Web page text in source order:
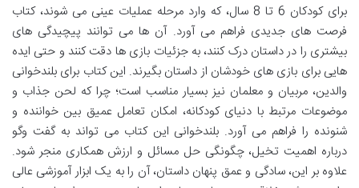
برای کودکان 6 تا 8 سال، که وارد مرحله عملیات عینی می شوند، کتاب
فرصت های جدیدی فراهم می آورد. آن ها می توانند پیچیدگی های
بیشتری را در داستان درک کنند، به جزئیات بازی ها دقت کنند و حتی ایده
هایی برای بازی های خودشان از داستان بگیرند. این کتاب برای بلندخوانی
والدین، مربیان و معلمان نیز بسیار مناسب است؛ چرا که لحن جذاب و
موضوعات مرتبط با دنیای کودکانه، امکان تعامل عمیق بین خواننده و
شنونده را فراهم می آورد. بلندخوانی این کتاب می تواند به گفت وگو
درباره اهمیت تخیل، چگونگی حل مسائل و ارزش همکاری منجر شود.
علاوه بر این، سادگی و عمق پنهان داستان، آن را به یک ابزار آموزشی عالی